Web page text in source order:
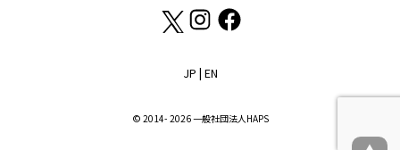
JP | EN
© 2014- 2026 一般社団法人HAPS